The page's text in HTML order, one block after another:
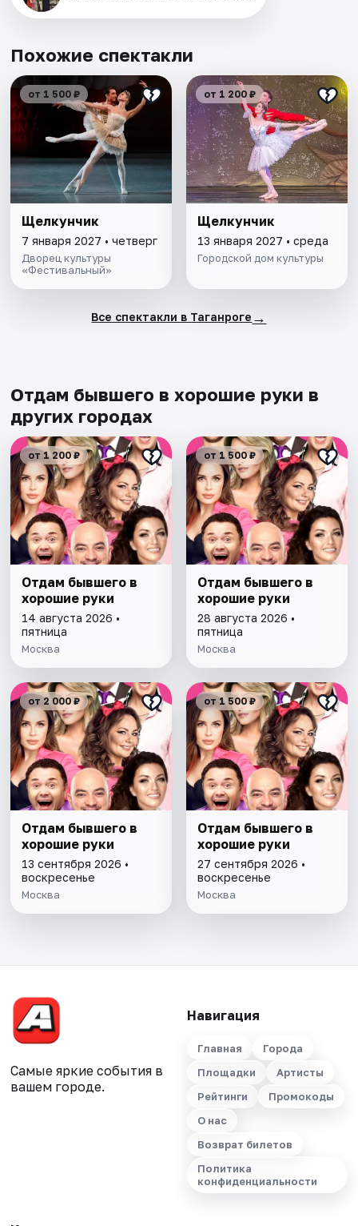
Похожие спектакли
от 1 500 ₽
Щелкунчик
7 января 2027 • четверг
Дворец культуры
«Фестивальный»
от 1 200 ₽
Щелкунчик
13 января 2027 • среда
Городской дом культуры
Все спектакли в Таганроге →
Отдам бывшего в хорошие руки в
других городах
от 1 200 ₽
Отдам бывшего в
хорошие руки
14 августа 2026 •
пятница
Москва
от 1 500 ₽
Отдам бывшего в
хорошие руки
28 августа 2026 •
пятница
Москва
от 2 000 ₽
Отдам бывшего в
хорошие руки
13 сентября 2026 •
воскресенье
Москва
от 1 500 ₽
Отдам бывшего в
хорошие руки
27 сентября 2026 •
воскресенье
Москва
Самые яркие события в
вашем городе.
Навигация
Главная
Города
Площадки
Артисты
Рейтинги
Промокоды
О нас
Возврат билетов
Политика
конфиденциальности